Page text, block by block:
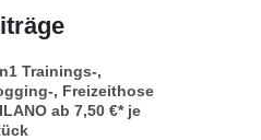
Trainings-,
, Freizeithose
ab 7,50 €* je